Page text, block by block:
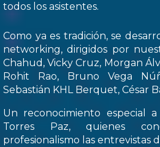
todos los asistentes.
Como ya es tradición, se
networking, dirigidos por
Chahud, Vicky Cruz, Morgan
Rohit Rao, Bruno Vega
Sebastián KHL Berquet, César
Un reconocimiento especial
Torres Paz, quienes
profesionalismo las entrevistas